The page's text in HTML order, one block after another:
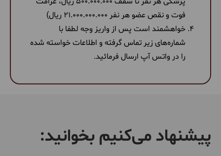
فوت و نقص عضو هر نفر 21.000.000.000 ریال)
خواهشمند است پس از واریز وجه لطفا با
شماره‌های زیر تماس گرفته و اطلاعات خواسته شده
را در واتس آپ ارسال فرمائید.
پیشنهاد می‌کنیم بخوانید: